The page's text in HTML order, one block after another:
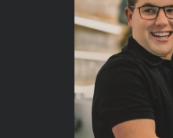
Most-Produktion